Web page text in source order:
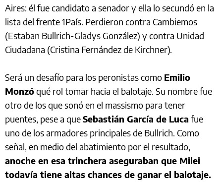
Aires: él fue candidato a senador y ella lo secundó en la
lista del frente 1País. Perdieron contra Cambiemos
(Estaban Bullrich-Gladys González) y contra Unidad
Ciudadana (Cristina Fernández de Kirchner).
Será un desafío para los peronistas como Emilio
Monzóqué rol tomar hacia el balotaje. Su nombre fue
otro de los que sonó en el massismo para tener
puentes, pese a queSebastián García de Luca fue
uno de los armadores principales de Bullrich. Como
señal, en medio del abatimiento por el resultado,
anoche en esa trinchera aseguraban que Milei
todavía tiene altas chances de ganar el balotaje.